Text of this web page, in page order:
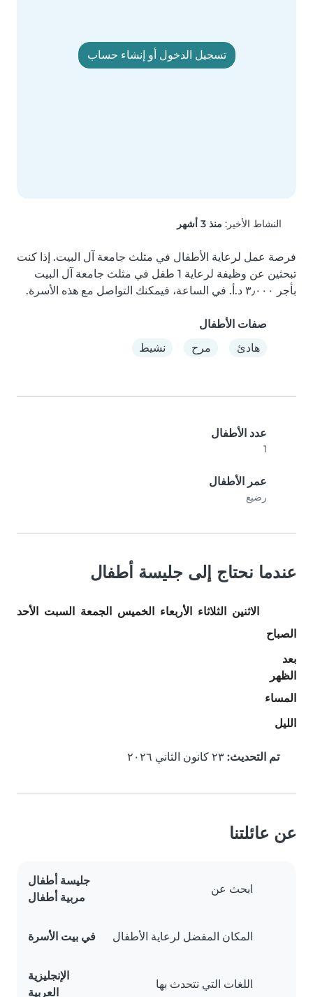
تسجيل الدخول أو إنشاء حساب
النشاط الأخير: منذ 3 أشهر
بأجر ‏٣٫٠٠٠ د.أ.‏ في الساعة، فيمكنك التواصل مع هذه الأسرة.
صفات الأطفال
هادئ
مرح نشيط
عدد الأطفال
1
عمر الأطفال
رضيع
عندما نحتاج إلى جليسة أطفال
الاثنين الثلاثاء الأربعاء الخميس الجمعة السبت
الأحد
الصباح
بعد
الظهر
المساء
الليل
تم التحديث:
عن عائلتنا
ابحث عن
جليسة أطفال
مربية أطفال
المكان المفضل لرعاية الأطفال في بيت الأسرة
اللغات التي نتحدث بها
الإنجليزية
العربية